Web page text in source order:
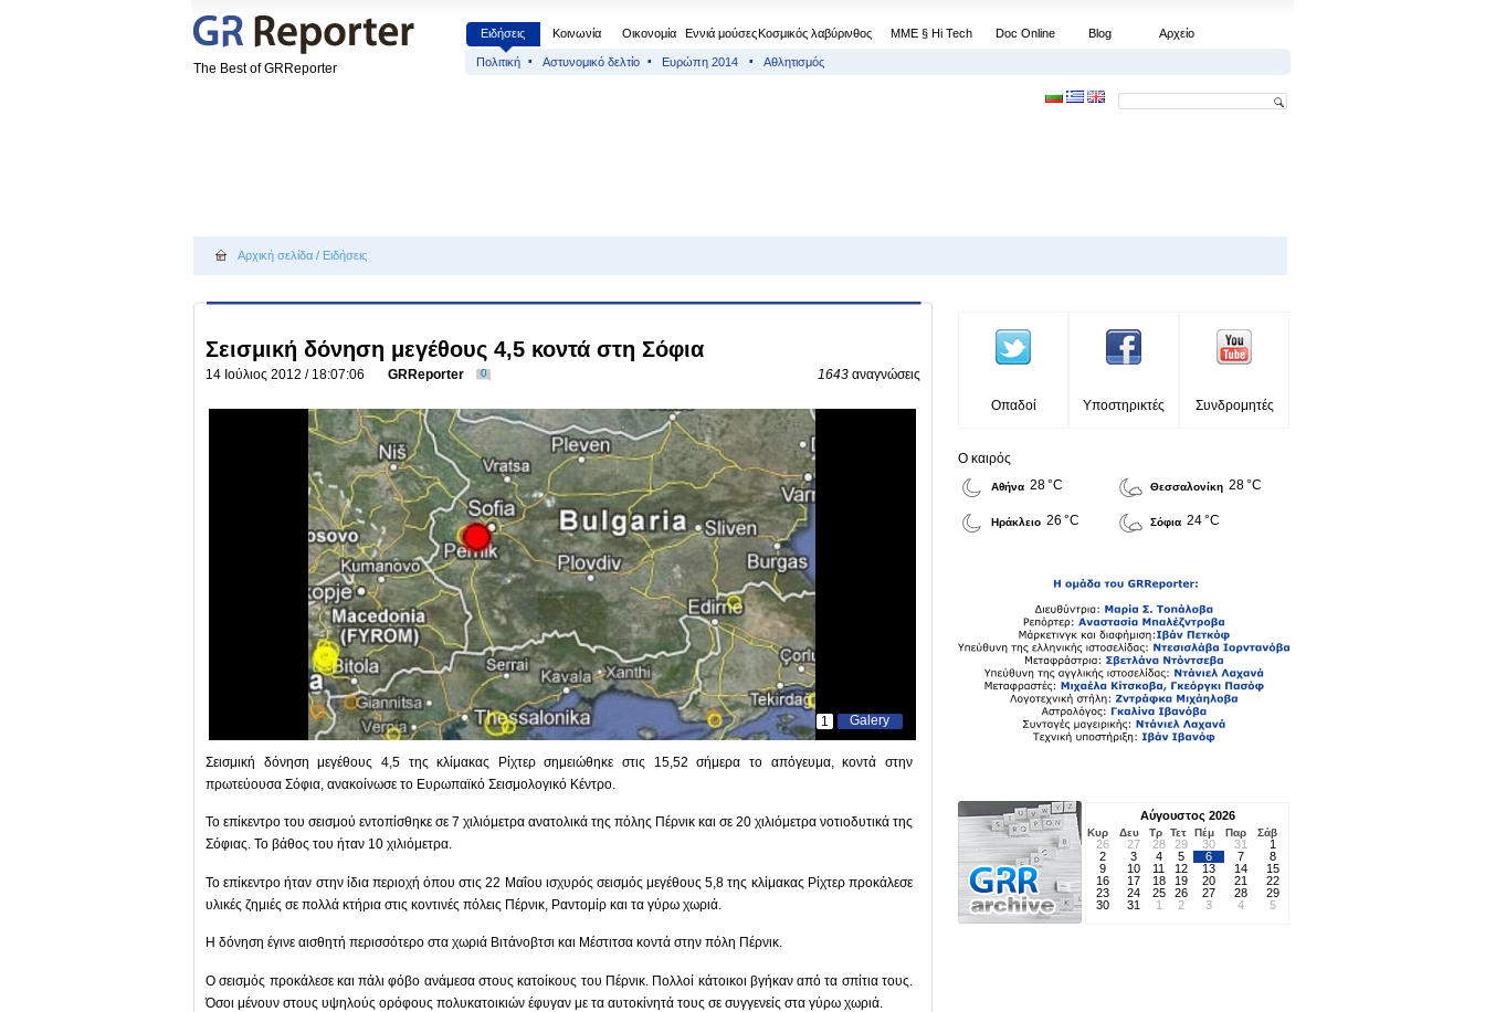
The Best of GRReporter
Ειδήσεις Κοινωνία Οικονομία Εννιά μούσεςΚοσμικός λαβύρινθος МΜΕ § Hi Tech Doc Online Blog Αρχείο
Πολιτική Αστυνομικό δελτίο Ευρώπη 2014 Αθλητισμός
Αρχική σελίδα / Ειδήσεις
Σεισμική δόνηση μεγέθους 4,5 κοντά στη Σόφια
14 Ιούλιος 2012 / 18:07:06 GRReporter 0 1643 αναγνώσεις
Galery
1
Σεισμική δόνηση μεγέθους 4,5 της κλίμακας Ρίχτερ σημειώθηκε στις 15,52 σήμερα το απόγευμα, κοντά στην
πρωτεύουσα Σόφια, ανακοίνωσε το Ευρωπαϊκό Σεισμολογικό Κέντρο.
Το επίκεντρο του σεισμού εντοπίσθηκε σε 7 χιλιόμετρα ανατολικά της πόλης Πέρνικ και σε 20 χιλιόμετρα νοτιοδυτικά της
Σόφιας. Το βάθος του ήταν 10 χιλιόμετρα.
Το επίκεντρο ήταν στην ίδια περιοχή όπου στις 22 Μαΐου ισχυρός σεισμός μεγέθους 5,8 της κλίμακας Ρίχτερ προκάλεσε
υλικές ζημιές σε πολλά κτήρια στις κοντινές πόλεις Πέρνικ, Ραντομίρ και τα γύρω χωριά.
Η δόνηση έγινε αισθητή περισσότερο στα χωριά Βιτάνοβτσι και Μέστιτσα κοντά στην πόλη Πέρνικ.
Ο σεισμός προκάλεσε και πάλι φόβο ανάμεσα στους κατοίκους του Πέρνικ. Πολλοί κάτοικοι βγήκαν από τα σπίτια τους.
Όσοι μένουν στους υψηλούς ορόφους πολυκατοικιών έφυγαν με τα αυτοκίνητά τους σε συγγενείς στα γύρω χωριά.
Οπαδοί Υποστηρικτές Συνδρομητές
Ο καιρός
Αθήνα 28 °C Θεσσαλονίκη 28 °C
Ηράκλειο 26 °C Σόφια 24 °C
Αύγουστος 2026
Κυρ Δευ Τρ Τετ Πέμ Παρ Σάβ
26 27 28 29 30 31
1
2
3 4 5 6 7
8
9
10 11 12 13 14
15
16
17 18 19 20 21
22
23
24 25 26 27 28
29
30
31 1 2 3 4 5